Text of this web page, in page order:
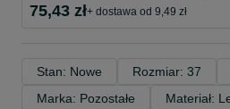
75,43 zł+ dostawa od 9,49 zł
Stan: Nowe Rozmiar: 37
Marka: Pozostałe
Materiał: